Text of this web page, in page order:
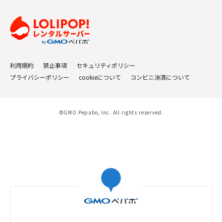
利用規約 禁止事項
セキュリティポリシー
プライバシーポリシー
cookieについて コンビニ決済について
©GMO Pepabo, Inc. All rights reserved.